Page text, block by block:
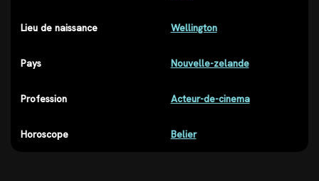
Lieu de naissance Wellington
Pays Nouvelle-zelande
Profession Acteur-de-cinema
Horoscope Belier